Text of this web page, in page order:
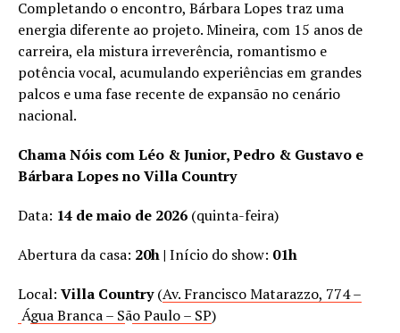
Completando o encontro, Bárbara Lopes traz uma
energia diferente ao projeto. Mineira, com 15 anos de
carreira, ela mistura irreverência, romantismo e
potência vocal, acumulando experiências em grandes
palcos e uma fase recente de expansão no cenário
nacional.
Chama Nóis com Léo & Junior, Pedro & Gustavo e
Bárbara Lopes no Villa Country
Data: 14 de maio de 2026 (quinta-feira)
Abertura da casa: 20h | Início do show: 01h
Local: Villa Country(Av. Francisco Matarazzo, 774 –
Água Branca – São Paulo – SP)